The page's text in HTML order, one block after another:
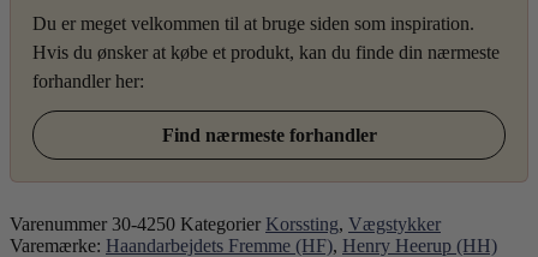
Du er meget velkommen til at bruge siden som inspiration.
Hvis du ønsker at købe et produkt, kan du finde din nærmeste
forhandler her:
Find nærmeste forhandler
Varenummer 30-4250 Kategorier Korssting, Vægstykker
Varemærke: Haandarbejdets Fremme (HF), Henry Heerup (HH)